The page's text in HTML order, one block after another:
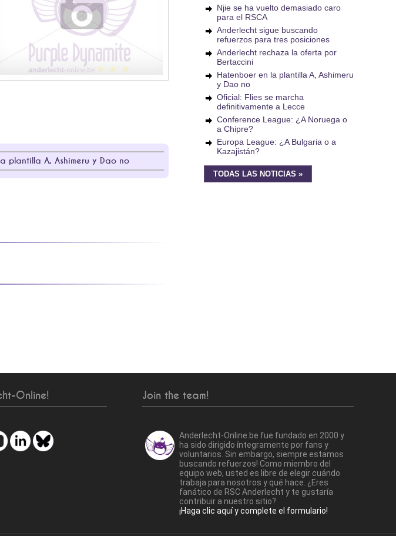
plantilla A, Ashimeru y Dao no
Njie se ha vuelto demasiado caro
para el RSCA
Anderlecht sigue buscando
refuerzos para tres posiciones
Anderlecht rechaza la oferta por
Bertaccini
Hatenboer en la plantilla A, Ashimeru
y Dao no
Oficial: Flies se marcha
definitivamente a Lecce
Conference League: ¿A Noruega o
a Chipre?
Europa League: ¿A Bulgaria o a
Kazajistán?
TODAS LAS NOTICIAS »
Online! Join the team!
Anderlecht-Online.be fue fundado en 2000 y
ha sido dirigido íntegramente por fans y
voluntarios. Sin embargo, siempre estamos
buscando refuerzos! Como miembro del
equipo web, usted es libre de elegir cuándo
trabaja para nosotros y qué hace. ¿Eres
fanático de RSC Anderlecht y te gustaría
contribuir a nuestro sitio?
¡Haga clic aquí y complete el formulario!